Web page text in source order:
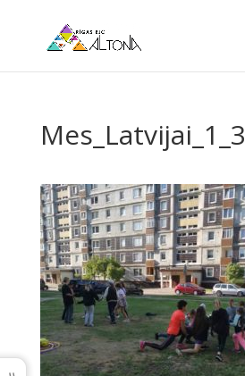
Mes_Latvijai_1_3